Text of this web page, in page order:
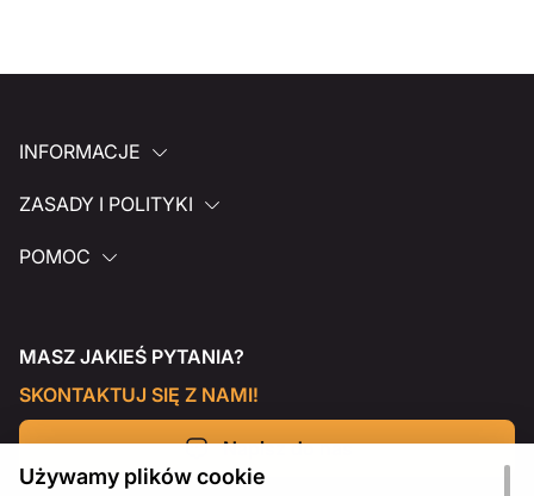
INFORMACJE
ZASADY I POLITYKI
POMOC
MASZ JAKIEŚ PYTANIA?
SKONTAKTUJ SIĘ Z NAMI!
Napisz do nas
Używamy plików cookie